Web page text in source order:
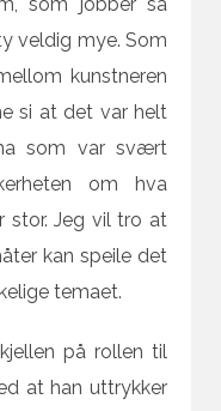
veldig mye. Som
kunstneren
si at det var helt
som var svært
om hva
stor. Jeg vil tro at
kan speile det
temaet.
på rollen til
at han uttrykker